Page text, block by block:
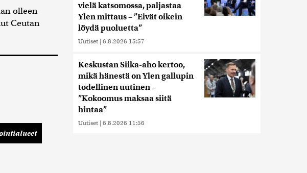
olleen
Ceutan
vielä katsomossa, paljastaa
Ylen mittaus – ”Eivät oikein
löydä puoluetta”
Uutiset | 6.8.2026 15:57
Keskustan Siika-aho kertoo,
mikä hänestä on Ylen gallupin
todellinen uutinen –
”Kokoomus maksaa siitä
hintaa”
Uutiset | 6.8.2026 11:56